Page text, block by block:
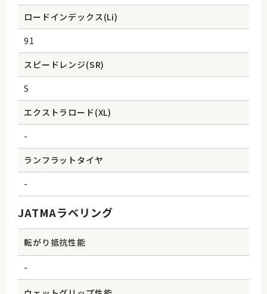
ロードインデックス(Li)
91
スピードレンジ(SR)
S
エクストラロード(XL)
-
ランフラットタイヤ
-
JATMAラベリング
転がり抵抗性能
-